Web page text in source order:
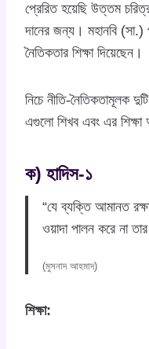
প্রেরিত হয়েছি উত্তম
দানের জন্য। মহানবি (সা.)
নৈতিকতার শিক্ষা দিয়েছেন।
নিচে নীতি-নৈতিকতামূলক
এগুলো শিখব এবং এর শিক্ষা
ক) হাদিস-১
“যে ব্যক্তি আমানত
ওয়াদা পালন করে না
(মুসনাদ আহমাদ)
শিক্ষা: